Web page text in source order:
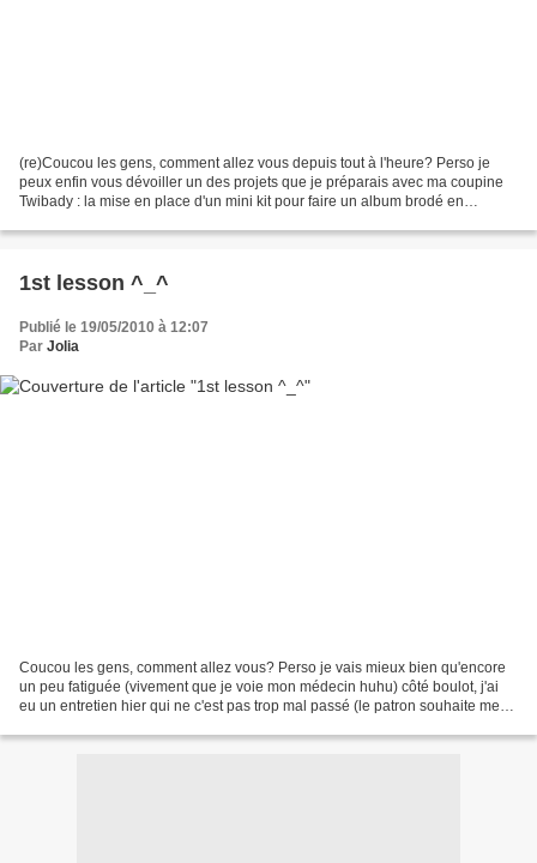
(re)Coucou les gens, comment allez vous depuis tout à l'heure? Perso je
peux enfin vous dévoiller un des projets que je préparais avec ma coupine
Twibady : la mise en place d'un mini kit pour faire un album brodé en
1st lesson ^_^
Publié le 19/05/2010 à 12:07
Par Jolia
Coucou les gens, comment allez vous? Perso je vais mieux bien qu'encore
un peu fatiguée (vivement que je voie mon médecin huhu) côté boulot, j'ai
eu un entretien hier qui ne c'est pas trop mal passé (le patron souhaite me